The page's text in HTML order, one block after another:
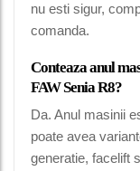
nu esti sigur,
comanda.
Conteaza anul
FAW Senia R8?
Da. Anul masinii
poate avea
generatie, facelift